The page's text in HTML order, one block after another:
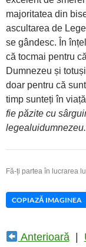
majoritatea din
ascultarea de
se gândesc. În
că tocmai pentru
Dumnezeu și
doar pentru că
timp sunteți în
fie păzite cu
Fă-ți partea în lucrarea
COPIAZĂ IMAGINEA
Anterioară|